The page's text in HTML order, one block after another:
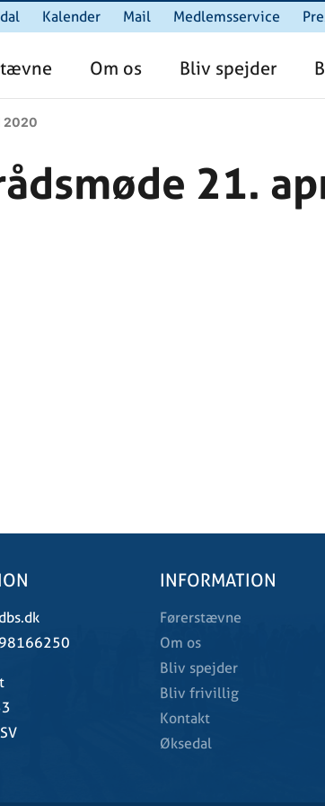
Kalender Mail Medlemsservice
Om os Bliv spejder
2020
21.
INFORMATION
Førerstævne
Om os
Bliv spejder
Bliv frivillig
Kontakt
Øksedal